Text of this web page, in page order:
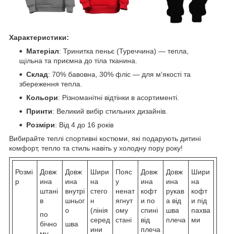
Характеристики:
Матеріал: Тринитка пеньє (Туреччина) — тепла,
щільна та приємна до тіла тканина.
Склад: 70% бавовна, 30% фліс — для м'якості та
збереження тепла.
Кольори: Різноманітні відтінки в асортименті.
Принти: Великий вибір стильних дизайнів.
Розміри: Від 4 до 16 років
Вибирайте теплі спортивні костюми, які подарують дитині
комфорт, тепло та стиль навіть у холодну пору року!
Розмі
р
Довж
ина
штані
в
по
бічно
Довж
ина
внутрі
шньог
о
шва
Шири
на
стего
н
(лінія
серед
ини
Пояс
у
ненат
ягнут
ому
стані
Довж
ина
кофт
и по
спині
від
плеча
Довж
ина
рукав
а від
шва
плеча
Шири
на
кофт
и під
пахва
ми